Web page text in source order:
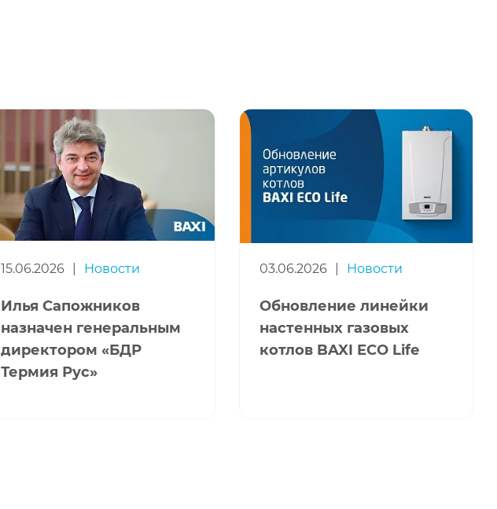
15.06.2026 Новости
Илья Сапожников
назначен генеральным
директором «БДР
Термия Рус»
03.06.2026 Новости
Обновление линейки
настенных газовых
котлов BAXI ECO Life